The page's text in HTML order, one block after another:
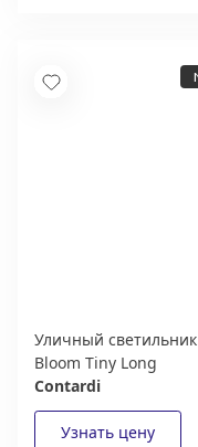
Уличный светильник
Bloom Tiny Long
Contardi